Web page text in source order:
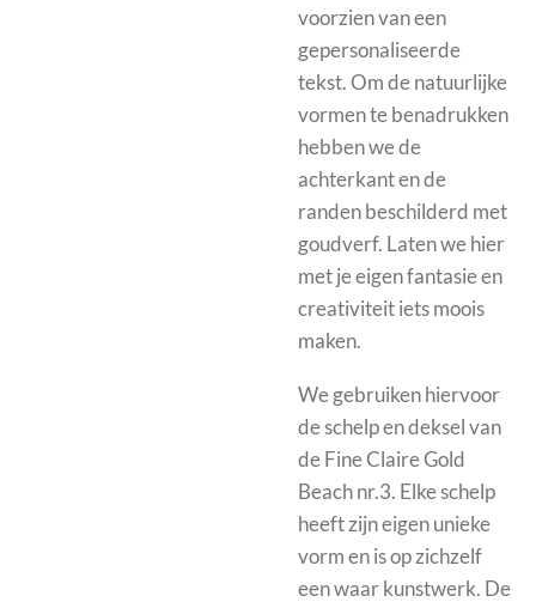
voorzien van een
gepersonaliseerde
tekst. Om de natuurlijke
vormen te benadrukken
hebben we de
achterkant en de
randen beschilderd met
goudverf. Laten we hier
met je eigen fantasie en
creativiteit iets moois
maken.
We gebruiken hiervoor
de schelp en deksel van
de Fine Claire Gold
Beach nr.3. Elke schelp
heeft zijn eigen unieke
vorm en is op zichzelf
een waar kunstwerk. De